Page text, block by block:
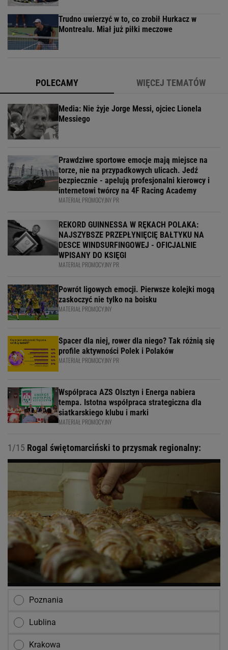
Trudno uwierzyć w to, co zrobił Hurkacz w
Montrealu. Miał już piłki meczowe
POLECAMY WIĘCEJ TEMATÓW
Media: Nie żyje Jorge Messi, ojciec Lionela
Messiego
Prawdziwe sportowe emocje mają miejsce na
torze, nie na przypadkowych ulicach. Jedź
bezpiecznie - apelują profesjonalni kierowcy i
internetowi twórcy na 4F Racing Academy
MATERIAŁ PROMOCYJNY PR
REKORD GUINNESSA W RĘKACH POLAKA:
NAJSZYBSZE PRZEPŁYNIĘCIĘ BAŁTYKU NA
DESCE WINDSURFINGOWEJ - OFICJALNIE
WPISANY DO KSIĘGI
MATERIAŁ PROMOCYJNY PR
Powrót ligowych emocji. Pierwsze kolejki mogą
zaskoczyć nie tylko na boisku
MATERIAŁ PROMOCYJNY
Spacer dla niej, rower dla niego? Tak różnią się
profile aktywności Polek i Polaków
MATERIAŁ PROMOCYJNY PR
Współpraca AZS Olsztyn i Energa nabiera
tempa. Istotna współpraca strategiczna dla
siatkarskiego klubu i marki
MATERIAŁ PROMOCYJNY
1/15 Rogal świętomarciński to przysmak regionalny:
Poznania
Lublina
Krakowa